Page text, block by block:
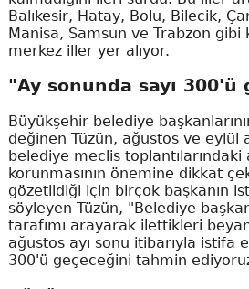
Balıkesir, Hatay, Bolu, Bilecik,
Manisa, Samsun ve Trabzon
merkez iller yer alıyor.
"Ay sonunda sayı 300'ü
Büyükşehir belediye
değinen Tüzün, ağustos ve eylül
belediye meclis
korunmasının önemine dikkat
gözetildiği için birçok başkanın
söyleyen Tüzün, "Belediye
tarafımı arayarak ilettikleri
ağustos ayı sonu itibarıyla istifa
300'ü geçeceğini tahmin